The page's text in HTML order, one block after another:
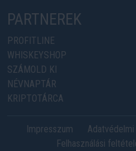
PARTNEREK
PROFITLINE
WHISKEYSHOP
SZÁMOLD KI
NÉVNAPTÁR
KRIPTOTÁRCA
Impresszum
Felhasználási